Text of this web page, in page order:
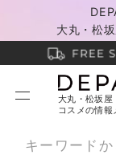
大丸・松
大丸・松坂屋
コスメの情報